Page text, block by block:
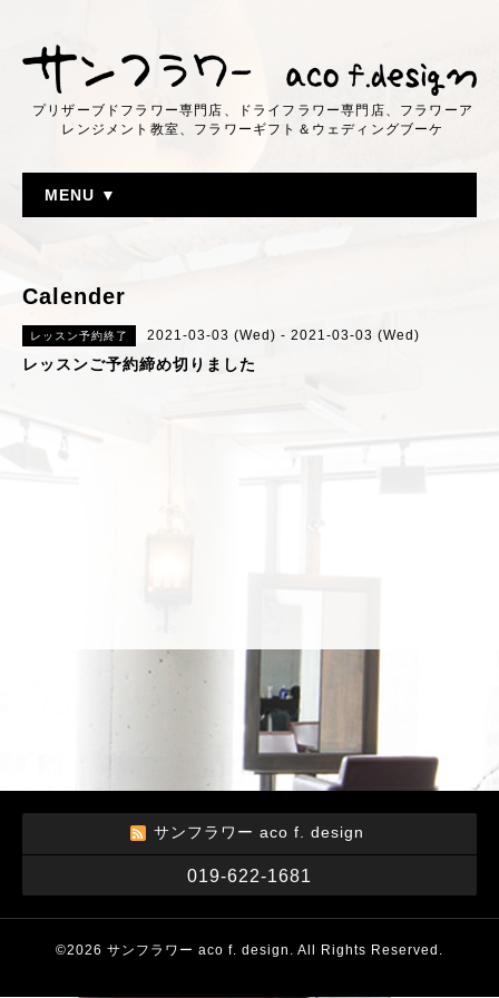
プリザーブドフラワー専門店、ドライフラワー専門店、フラワーア
レンジメント教室、フラワーギフト＆ウェディングブーケ
MENU ▼
Calender
レッスン予約終了 2021-03-03 (Wed) - 2021-03-03 (Wed)
レッスンご予約締め切りました
サンフラワー aco f. design
019-622-1681
©2026 サンフラワー aco f. design . All Rights Reserved.